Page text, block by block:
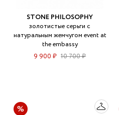
STONE PHILOSOPHY
золотистые серьги с
натуральным жемчугом event at
the embassy
9 900 ₽ 10 700 ₽